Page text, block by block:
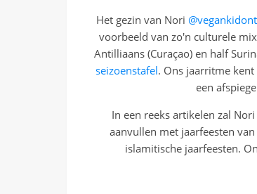
Het gezin van Nori
voorbeeld van zo'n culturele
Antilliaans (Curaçao) en half
seizoenstafel. Ons jaarritme
een
In een reeks artikelen zal
aanvullen met jaarfeesten
islamitische jaarfeesten.